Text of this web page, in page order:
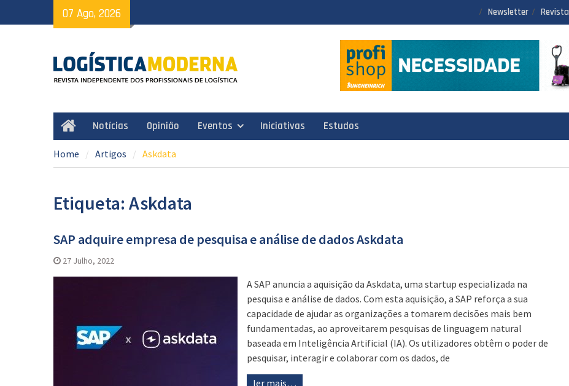
to
07 Ago, 2026 Newsletter Revista
HomeNotícias Opinião Eventos Iniciativas Estudos
Home Artigos Askdata
Etiqueta: Askdata
SAP adquire empresa de pesquisa e análise de dados Askdata
27 Julho, 2022
A SAP anuncia a aquisição da Askdata, uma startup especializada na
pesquisa e análise de dados. Com esta aquisição, a SAP reforça a sua
capacidade de ajudar as organizações a tomarem decisões mais bem
fundamentadas, ao aproveitarem pesquisas de linguagem natural
baseada em Inteligência Artificial (IA). Os utilizadores obtêm o poder de
pesquisar, interagir e colaborar com os dados, de
ler mais…